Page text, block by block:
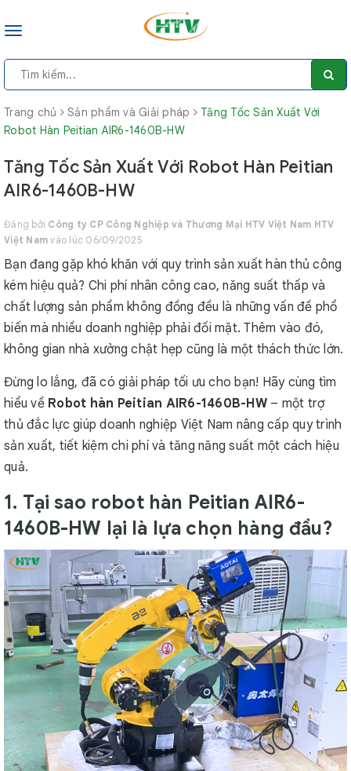
Toggle
Trang chủ Sản phẩm và Giải pháp
Tăng Tốc Sản Xuất Với
Robot Hàn Peitian AIR6-1460B-HW
Tăng Tốc Sản Xuất Với Robot Hàn Peitian
AIR6-1460B-HW
Đăng bởi Công ty CP Công Nghiệp và Thương Mại HTV Việt Nam HTV
Việt Nam vào lúc 06/09/2025
Bạn đang gặp khó khăn với quy trình sản xuất hàn thủ công
kém hiệu quả? Chi phí nhân công cao, năng suất thấp và
chất lượng sản phẩm không đồng đều là những vấn đề phổ
biến mà nhiều doanh nghiệp phải đối mặt. Thêm vào đó,
không gian nhà xưởng chật hẹp cũng là một thách thức lớn.
Đừng lo lắng, đã có giải pháp tối ưu cho bạn! Hãy cùng tìm
hiểu về Robot hàn Peitian AIR6-1460B-HW– một trợ
thủ đắc lực giúp doanh nghiệp Việt Nam nâng cấp quy trình
sản xuất, tiết kiệm chi phí và tăng năng suất một cách hiệu
quả.
1. Tại sao robot hàn Peitian AIR6-
1460B-HW lại là lựa chọn hàng đầu?